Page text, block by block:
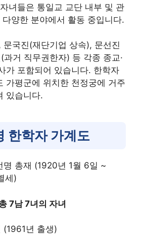
녀들은 통일교 교단 내부 및 관
양한 분야에서 활동 중입니다.
문국진(재단기업 상속), 문선진
거 직무권한자) 등 각종 종교·
가 포함되어 있습니다. 한학자
가평군에 위치한 천정궁에 거주
있습니다.
한학자 가계도
총재 (1920년 1월 6일 ~
세)
7남 7녀의 자녀
(1961년 출생)